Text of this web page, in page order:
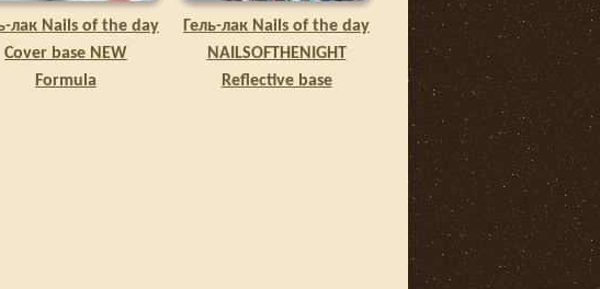
лак Nails of the day
Cover base NEW
Formula
Гель-лак Nails of the day
NAILSOFTHENIGHT
Reflective base